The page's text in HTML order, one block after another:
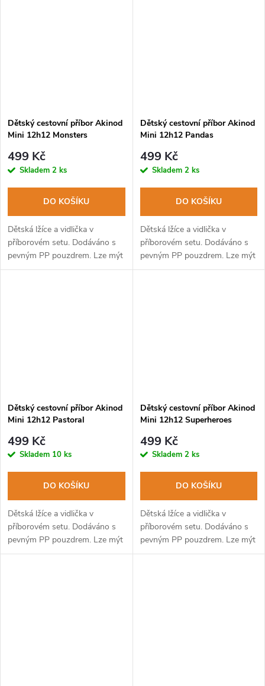
Dětský cestovní příbor Akinod
Mini 12h12 Monsters
499 Kč
Skladem 2 ks
DO KOŠÍKU
Dětská lžíce a vidlička v
příborovém setu. Dodáváno s
pevným PP pouzdrem. Lze mýt
v myčce na nádobí.
Dětský cestovní příbor Akinod
Mini 12h12 Pandas
499 Kč
Skladem 2 ks
DO KOŠÍKU
Dětská lžíce a vidlička v
příborovém setu. Dodáváno s
pevným PP pouzdrem. Lze mýt
v myčce na nádobí.
Dětský cestovní příbor Akinod
Mini 12h12 Pastoral
499 Kč
Skladem 10 ks
DO KOŠÍKU
Dětská lžíce a vidlička v
příborovém setu. Dodáváno s
pevným PP pouzdrem. Lze mýt
v myčce na nádobí.
Dětský cestovní příbor Akinod
Mini 12h12 Superheroes
499 Kč
Skladem 2 ks
DO KOŠÍKU
Dětská lžíce a vidlička v
příborovém setu. Dodáváno s
pevným PP pouzdrem. Lze mýt
v myčce na nádobí.